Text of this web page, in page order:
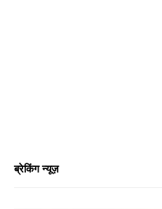
ब्रेकिंग न्यूज़